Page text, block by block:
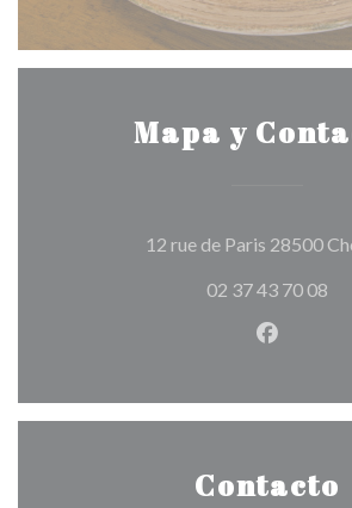
Mapa y
12 rue de Paris 28500
02 37 43 70 08
Contacto